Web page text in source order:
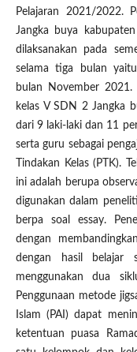
Pelajaran 2021/2022.
Jangka buya
dilaksanakan pada
selama tiga bulan
bulan November
kelas V SDN 2 Jangka
dari 9 laki-laki dan 11
serta guru sebagai
Tindakan Kelas (PTK).
ini adalah berupa
digunakan dalam
berpa soal essay.
dengan
dengan hasil belajar
menggunakan dua
Penggunaan metode
Islam (PAI) dapat
ketentuan puasa